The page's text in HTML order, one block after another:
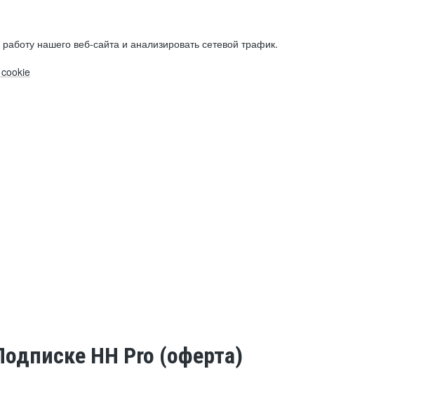
нашего веб-сайта и анализировать сетевой трафик.
HH Pro (оферта)